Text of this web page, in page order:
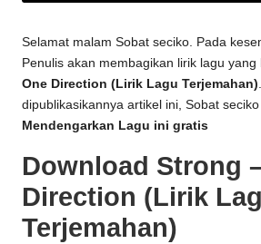
Selamat malam Sobat seciko. Pada
Penulis akan membagikan lirik lagu yang
One Direction (Lirik Lagu Terjemahan)
dipublikasikannya artikel ini, Sobat
Mendengarkan Lagu ini gratis
Download Strong
Direction (Lirik
Terjemahan)